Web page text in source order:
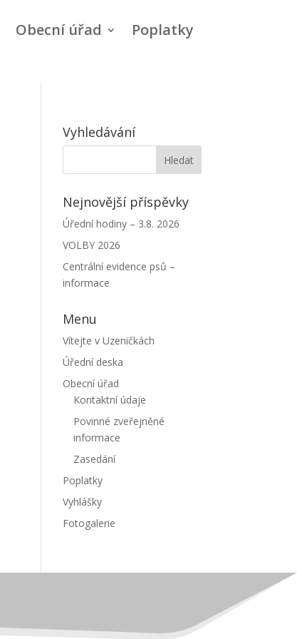
Obecní úřad
Poplatky
Vyhledávání
Nejnovější příspěvky
Úřední hodiny – 3.8. 2026
VOLBY 2026
Centrální evidence psů –
informace
Menu
Vítejte v Uzeničkách
Úřední deska
Obecní úřad
Kontaktní údaje
Povinné zveřejněné
informace
Zasedání
Poplatky
Vyhlášky
Fotogalerie